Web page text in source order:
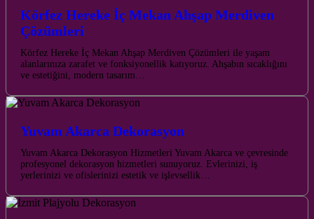
Körfez Hereke İç Mekan Ahşap Merdiven
Çözümleri
Körfez Hereke İç Mekan Ahşap Merdiven Çözümleri ile yaşam
alanlarınıza zarafet ve fonksiyonellik katıyoruz. Ahşabın sıcaklığını
ve estetiğini, modern tasarım…
Yuvam Akarca Dekorasyon
Yuvam Akarca Dekorasyon Hizmetleri Yuvam Akarca ve çevresinde
profesyonel dekorasyon hizmetleri sunuyoruz. Evlerinizi, iş
yerlerinizi ve ofislerinizi estetik ve işlevsellik…